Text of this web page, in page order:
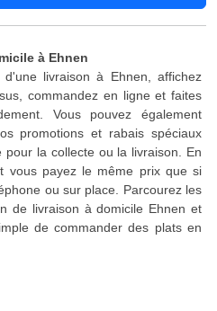
à Ehnen
livraison à Ehnen, affichez
commandez en ligne et faites
Vous pouvez également
promotions et rabais spéciaux
la collecte ou la livraison. En
vous payez le même prix que si
ou sur place. Parcourez les
de livraison à domicile Ehnen et
de commander des plats en